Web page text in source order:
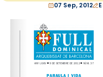
07 Sep, 2012